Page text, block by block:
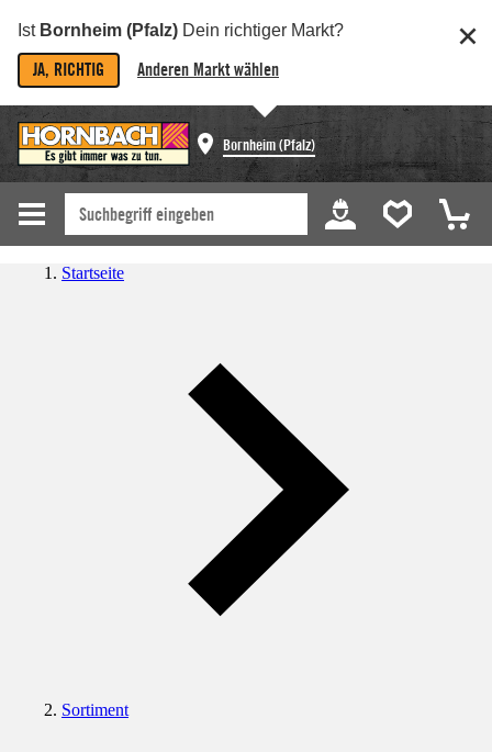
Ist Bornheim (Pfalz) Dein richtiger Markt?
JA, RICHTIG Anderen Markt wählen
Bornheim (Pfalz)
Startseite
Sortiment